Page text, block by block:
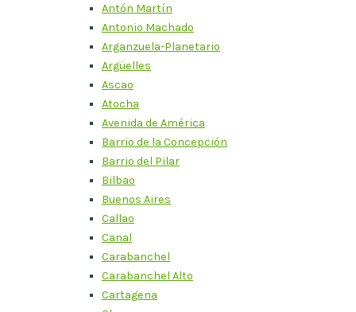
Antón Martín
Antonio Machado
Arganzuela-Planetario
Argüelles
Ascao
Atocha
Avenida de América
Barrio de la Concepción
Barrio del Pilar
Bilbao
Buenos Aires
Callao
Canal
Carabanchel
Carabanchel Alto
Cartagena